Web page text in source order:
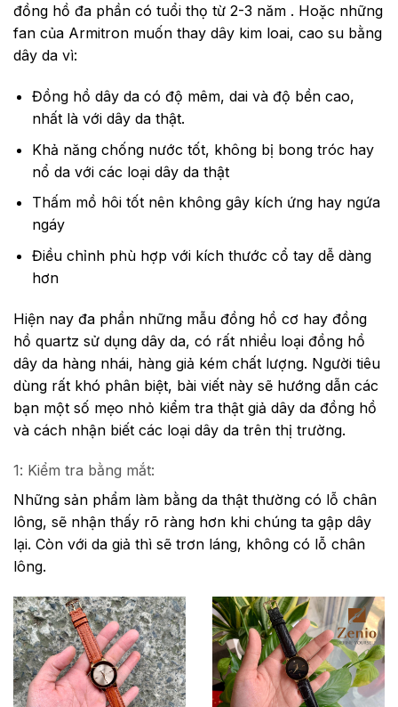
đồng hồ đa phần có tuổi thọ từ 2-3 năm . Hoặc những
fan của Armitron muốn thay dây kim loai, cao su bằng
dây da vì:
Đồng hồ dây da có độ mêm, dai và độ bền cao,
nhất là với dây da thật.
Khả năng chống nước tốt, không bị bong tróc hay
nổ da với các loại dây da thật
Thấm mồ hôi tốt nên không gây kích ứng hay ngứa
ngáy
Điều chỉnh phù hợp với kích thước cổ tay dễ dàng
hơn
Hiện nay đa phần những mẫu đồng hồ cơ hay đồng
hồ quartz sử dụng dây da, có rất nhiều loại đồng hồ
dây da hàng nhái, hàng giả kém chất lượng. Người tiêu
dùng rất khó phân biệt, bài viết này sẽ hướng dẫn các
bạn một số mẹo nhỏ kiểm tra thật giả dây da đồng hồ
và cách nhận biết các loại dây da trên thị trường.
1: Kiểm tra bằng mắt:
Những sản phẩm làm bằng da thật thường có lỗ chân
lông, sẽ nhận thấy rõ ràng hơn khi chúng ta gập dây
lại. Còn với da giả thì sẽ trơn láng, không có lỗ chân
lông.